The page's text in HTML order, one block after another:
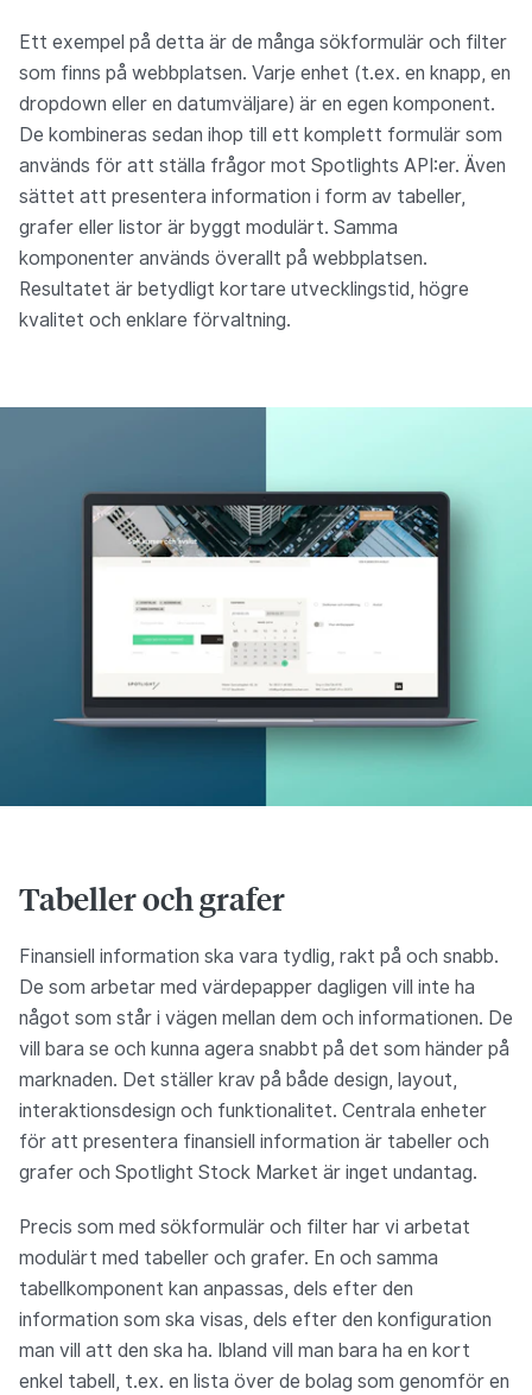
Ett exempel på detta är de många sökformulär och filter
som finns på webbplatsen. Varje enhet (t.ex. en knapp, en
dropdown eller en datumväljare) är en egen komponent.
De kombineras sedan ihop till ett komplett formulär som
används för att ställa frågor mot Spotlights API:er. Även
sättet att presentera information i form av tabeller,
grafer eller listor är byggt modulärt. Samma
komponenter används överallt på webbplatsen.
Resultatet är betydligt kortare utvecklingstid, högre
kvalitet och enklare förvaltning.
Tabeller och grafer
Finansiell information ska vara tydlig, rakt på och snabb.
De som arbetar med värdepapper dagligen vill inte ha
något som står i vägen mellan dem och informationen. De
vill bara se och kunna agera snabbt på det som händer på
marknaden. Det ställer krav på både design, layout,
interaktionsdesign och funktionalitet. Centrala enheter
för att presentera finansiell information är tabeller och
grafer och Spotlight Stock Market är inget undantag.
Precis som med sökformulär och filter har vi arbetat
modulärt med tabeller och grafer. En och samma
tabellkomponent kan anpassas, dels efter den
information som ska visas, dels efter den konfiguration
man vill att den ska ha. Ibland vill man bara ha en kort
enkel tabell, t.ex. en lista över de bolag som genomför en